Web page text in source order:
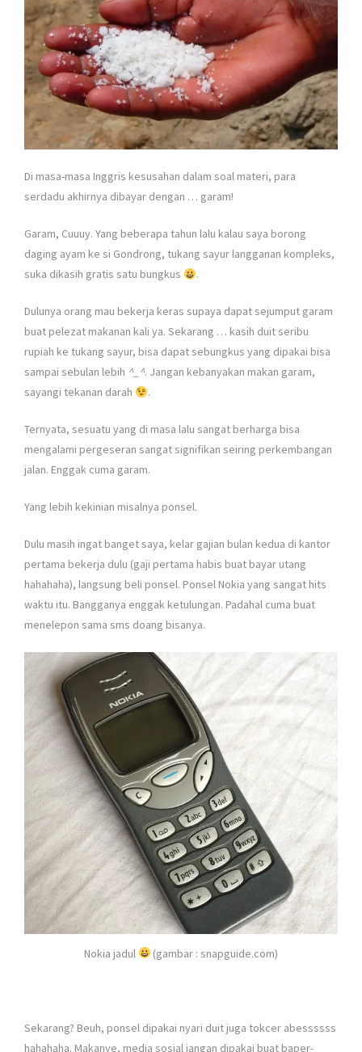
Di masa-masa Inggris kesusahan dalam soal materi, para
serdadu akhirnya dibayar dengan … garam!
Garam, Cuuuy. Yang beberapa tahun lalu kalau saya borong
daging ayam ke si Gondrong, tukang sayur langganan kompleks,
suka dikasih gratis satu bungkus
.
Dulunya orang mau bekerja keras supaya dapat sejumput garam
buat pelezat makanan kali ya. Sekarang … kasih duit seribu
rupiah ke tukang sayur, bisa dapat sebungkus yang dipakai bisa
sampai sebulan lebih ^_^. Jangan kebanyakan makan garam,
sayangi tekanan darah
.
Ternyata, sesuatu yang di masa lalu sangat berharga bisa
mengalami pergeseran sangat signifikan seiring perkembangan
jalan. Enggak cuma garam.
Yang lebih kekinian misalnya ponsel.
Dulu masih ingat banget saya, kelar gajian bulan kedua di kantor
pertama bekerja dulu (gaji pertama habis buat bayar utang
hahahaha), langsung beli ponsel. Ponsel Nokia yang sangat hits
waktu itu. Bangganya enggak ketulungan. Padahal cuma buat
menelepon sama sms doang bisanya.
Nokia jadul (gambar : snapguide.com)
Sekarang? Beuh, ponsel dipakai nyari duit juga tokcer abessssss
hahahaha. Makanye, media sosial jangan dipakai buat baper-